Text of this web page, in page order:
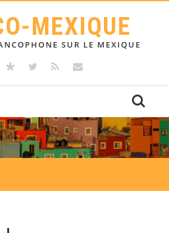
MEXIQUE
SUR LE MEXIQUE